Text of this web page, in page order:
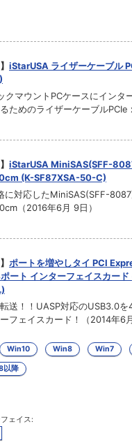
iStarUSA ライザーケーブル
クマウントPCケースにインタ
ためのライザーケーブル
iStarUSA MiniSAS(SFF-
(K-SF87XSA-50-C)
に対応したMiniSAS(SFF-
（2016年6月 9日）
ポートを増やしタイ PCI
ート インターフェイスカー
送！！UASP対応のUSB3.0を
フェイスカード！（2014年6
Win10 Win8 Win7
以降
ェイス: